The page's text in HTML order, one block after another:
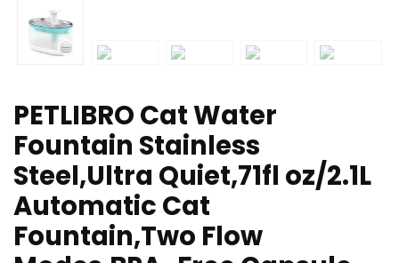
PETLIBRO Cat Water
Fountain Stainless
Steel,Ultra Quiet,71fl oz/2.1L
Automatic Cat
Fountain,Two Flow